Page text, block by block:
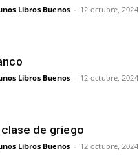
Libros Buenos - 12 octubre, 2024
Libros Buenos - 12 octubre, 2024
clase de griego
Libros Buenos - 12 octubre, 2024